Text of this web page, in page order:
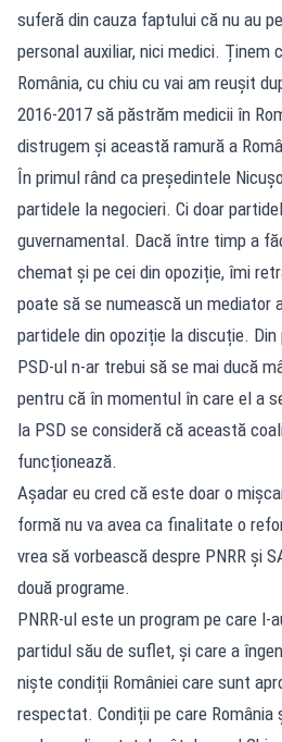
suferă din cauza faptului că nu au
personal auxiliar, nici medici. Ținem
România, cu chiu cu vai am reușit
2016-2017 să păstrăm medicii în
distrugem și această ramură a
În primul rând ca președintele
partidele la negocieri. Ci doar
guvernamental. Dacă între timp a
chemat și pe cei din opoziție, îmi
poate să se numească un
partidele din opoziție la discuție.
PSD-ul n-ar trebui să se mai ducă
pentru că în momentul în care el a
la PSD se consideră că această
funcționează.
Așadar eu cred că este doar o
formă nu va avea ca finalitate o
vrea să vorbească despre PNRR și
două programe.
PNRR-ul este un program pe care l-
partidul său de suflet, și care a
niște condiții României care sunt
respectat. Condiții pe care România